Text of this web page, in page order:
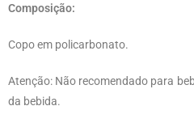
Composição:
Copo em policarbonato.
Atenção: Não recomendado para
da bebida.